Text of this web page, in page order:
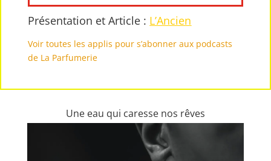
Présentation et Article : L’Ancien
Voir toutes les applis pour s’abonner aux podcasts
de La Parfumerie
Une eau qui caresse nos rêves